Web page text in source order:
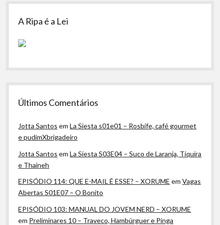
A Ripa é a Lei
Últimos Comentários
Jotta Santos emLa Siesta s01e01 – Rosbife, café gourmet
e pudimXbrigadeiro
Jotta Santos emLa Siesta S03E04 – Suco de Laranja, Tiquira
e Thaineh
EPISÓDIO 114: QUE E-MAIL É ESSE? – XORUME emVagas
Abertas S01E07 – O Bonito
EPISÓDIO 103: MANUAL DO JOVEM NERD – XORUME
em Preliminares 10 – Traveco, Hambúrguer e Pinga